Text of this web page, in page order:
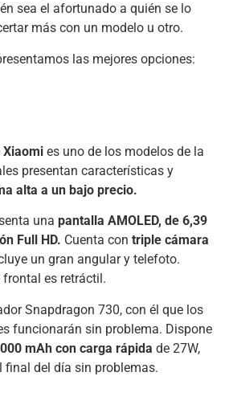
sea el afortunado a quién se lo
más con un modelo u otro.
las mejores opciones:
Xiaomies uno de los modelos de la
presentan características y
alta a un bajo precio.
una pantalla AMOLED, de 6,39
Full HD. Cuenta con triple cámara
un gran angular y telefoto.
es retráctil.
Snapdragon 730, con él que los
funcionarán sin problema. Dispone
mAh con carga rápida de 27W,
final del día sin problemas.